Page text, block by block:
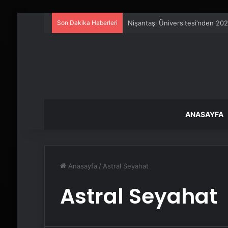
Son Dakika Haberleri Nişantaşı Üniversitesi’nden
ANASAYFA
Anasayfa / Astral Seyahat
Astral Seyahat